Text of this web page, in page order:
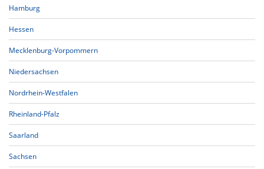
Hamburg
Hessen
Mecklenburg-Vorpommern
Niedersachsen
Nordrhein-Westfalen
Rheinland-Pfalz
Saarland
Sachsen